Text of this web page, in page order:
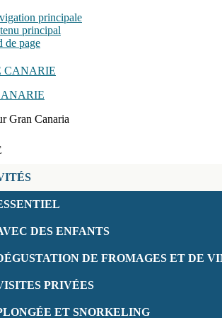
principale
principal
de page
Gran Canaria
DES ENFANTS
DE FROMAGES ET DE
PRIVÉES
ET SNORKELING